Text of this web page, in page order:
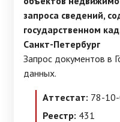
запроса сведений,
государственном
Санкт-Петербург
Запрос документов в
данных.
Аттестат: 78-
Реестр: 431